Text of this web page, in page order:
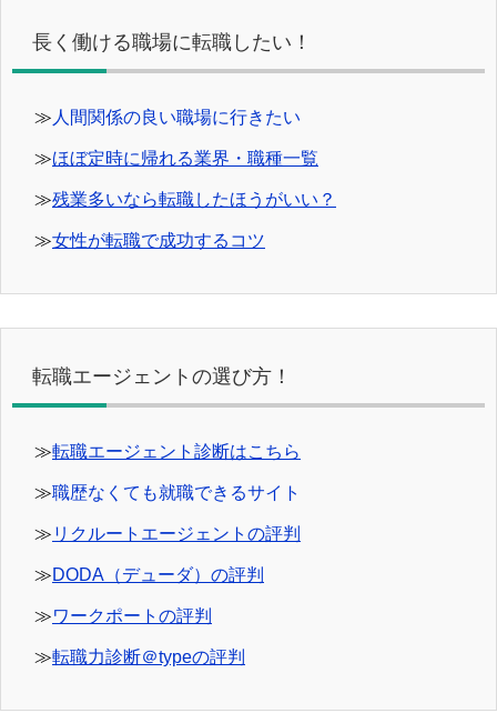
長く働ける職場に転職したい！
≫ 人間関係の良い職場に行きたい
≫ほぼ定時に帰れる業界・職種一覧
≫残業多いなら転職したほうがいい？
≫女性が転職で成功するコツ
転職エージェントの選び方！
≫転職エージェント診断はこちら
≫職歴なくても就職できるサイト
≫ リクルートエージェントの評判
≫DODA（デューダ）の評判
≫ワークポートの評判
≫転職力診断＠typeの評判